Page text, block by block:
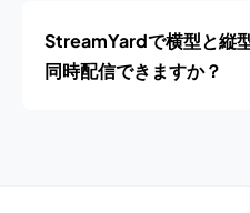
StreamYardで横型と縦
同時配信できますか？